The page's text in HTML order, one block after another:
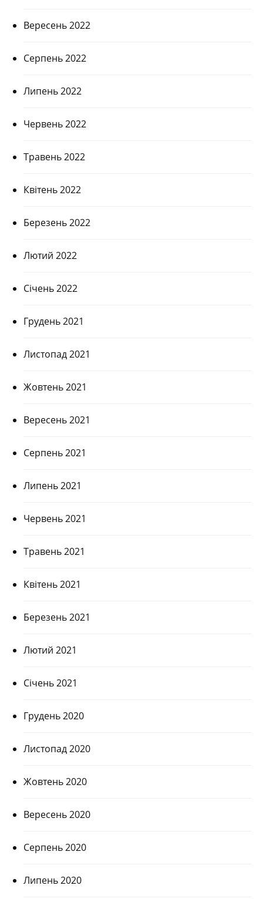
Вересень 2022
Серпень 2022
Липень 2022
Червень 2022
Травень 2022
Квітень 2022
Березень 2022
Лютий 2022
Січень 2022
Грудень 2021
Листопад 2021
Жовтень 2021
Вересень 2021
Серпень 2021
Липень 2021
Червень 2021
Травень 2021
Квітень 2021
Березень 2021
Лютий 2021
Січень 2021
Грудень 2020
Листопад 2020
Жовтень 2020
Вересень 2020
Серпень 2020
Липень 2020